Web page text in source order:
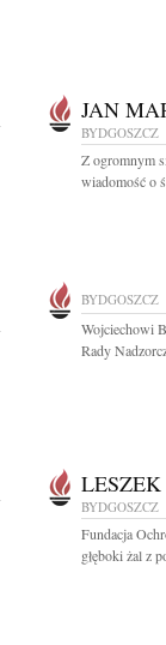
JAN
BYDGOSZCZ
Z ogromnym
wiadomość o
BYDGOSZCZ
Wojciechowi
Rady
BYDGOSZCZ
Fundacja
głęboki żal z